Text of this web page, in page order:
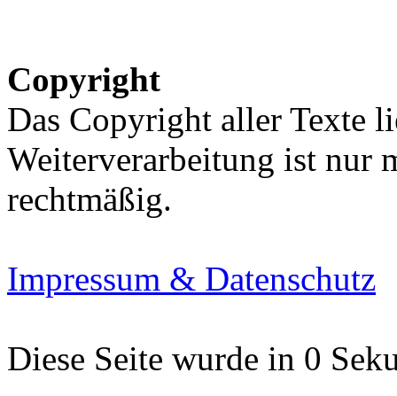
Copyright
Das Copyright aller Texte
Weiterverarbeitung ist nur
rechtmäßig.
Impressum & Datenschutz
Diese Seite wurde in 0